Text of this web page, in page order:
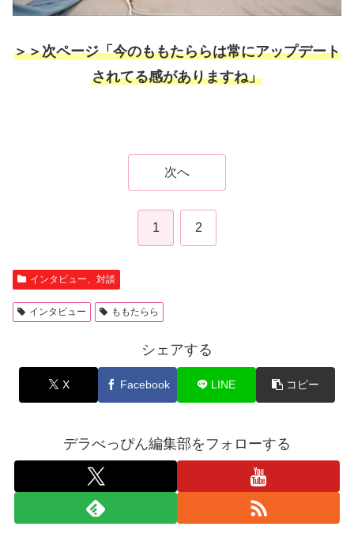
＞＞次ページ「今のももたららは常にアップデート
されてる感がありますね」
次へ
1 2
インタビュー、対談
インタビュー ももたらら
シェアする
X Facebook LINE コピー
デラべっぴん編集部をフォローする